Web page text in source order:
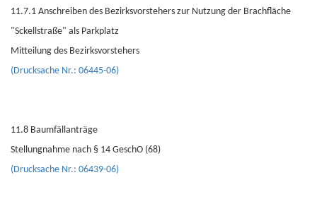
11.7.1 Anschreiben des Bezirksvorstehers zur Nutzung der Brachfläche
"Sckellstraße" als Parkplatz
Mitteilung des Bezirksvorstehers
(Drucksache Nr.: 06445-06)
11.8 Baumfällanträge
Stellungnahme nach § 14 GeschO (68)
(Drucksache Nr.: 06439-06)